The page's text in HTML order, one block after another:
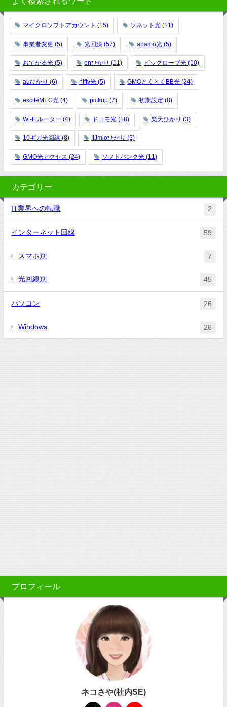
マイクロソフトアカウント (15) ソネット光 (11)
事業者変更 (5) 光回線 (57) ahamo光 (5)
おてがる光 (5) enひかり (11) ビッグローブ光 (10)
auひかり (6) nifty光 (5) GMOとくとくBB光 (24)
exciteMEC光 (4) pickup (7) 初期設定 (8)
Wi-Fiルーター (4) ドコモ光 (18) 楽天ひかり (3)
10ギガ光回線 (8) IIJmioひかり (5)
GMO光アクセス (24) ソフトバンク光 (11)
カテゴリー
IT業界への転職 2
インターネット回線 59
スマホ別 7
光回線別 45
パソコン 26
Windows 26
プロフィール
ネコさや(社内SE)